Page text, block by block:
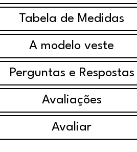
Tabela de Medidas
A modelo veste
Perguntas e Respostas
Avaliações
Avaliar